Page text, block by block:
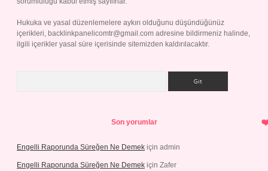
Hukuka ve yasal düzenlemelere aykırı olduğunu düşündüğünüz
içerikleri, backlinkpanelicomtr@gmail.com adresine bildirmeniz halinde,
ilgili içerikler yasal süre içerisinde sitemizden kaldırılacaktır.
Son yorumlar
Engelli Raporunda Süreğen Ne Demek için admin
Engelli Raporunda Süreğen Ne Demek için Zafer